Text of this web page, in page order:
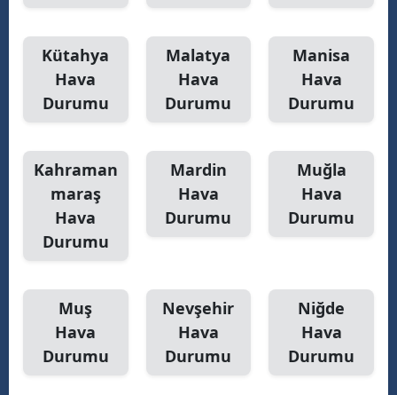
Kütahya
Hava
Durumu
Malatya
Hava
Durumu
Manisa
Hava
Durumu
Kahraman
maraş
Hava
Durumu
Mardin
Hava
Durumu
Muğla
Hava
Durumu
Muş
Hava
Durumu
Nevşehir
Hava
Durumu
Niğde
Hava
Durumu